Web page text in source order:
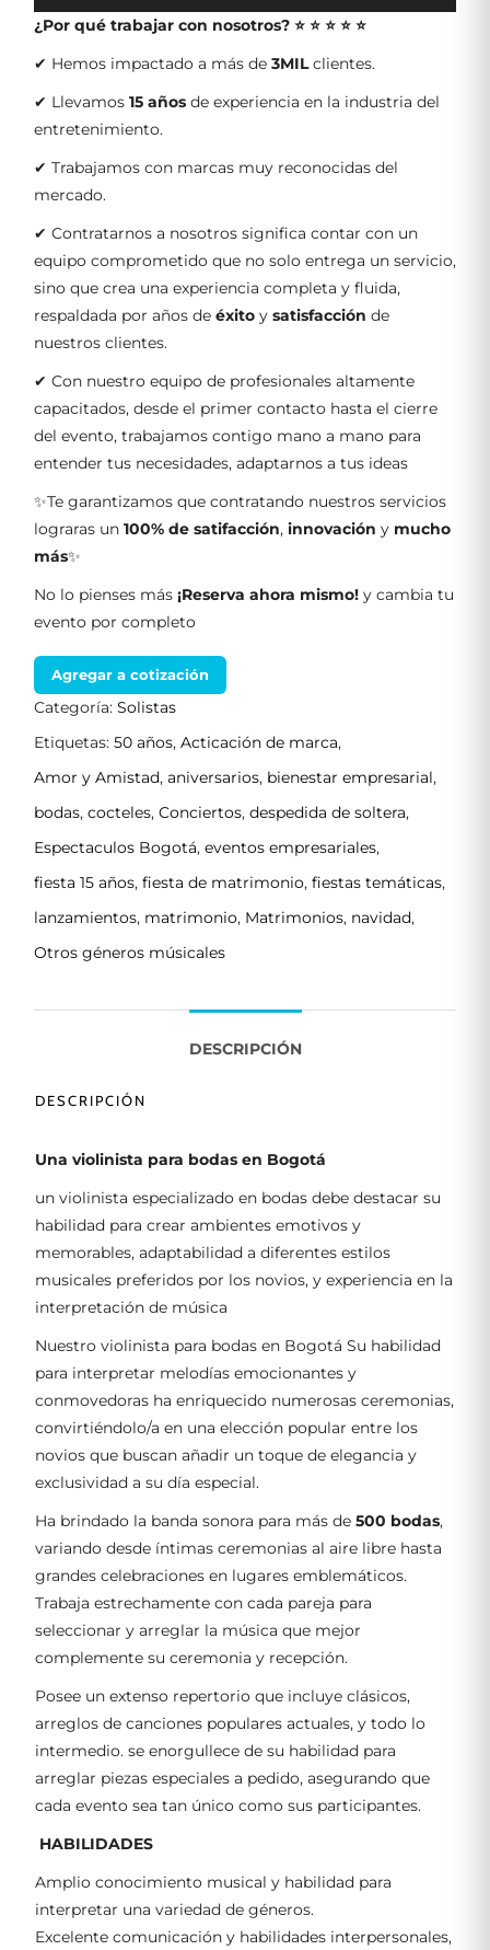
¿Por qué trabajar con nosotros? ⭐ ⭐ ⭐ ⭐ ⭐
✔ Hemos impactado a más de 3MILclientes.
✔ Llevamos 15 años de experiencia en la industria del
entretenimiento.
✔ Trabajamos con marcas muy reconocidas del
mercado.
✔ Contratarnos a nosotros significa contar con un
equipo comprometido que no solo entrega un servicio,
sino que crea una experiencia completa y fluida,
respaldada por años de éxito y satisfacción de
nuestros clientes.
✔ Con nuestro equipo de profesionales altamente
capacitados, desde el primer contacto hasta el cierre
del evento, trabajamos contigo mano a mano para
entender tus necesidades, adaptarnos a tus ideas
✨Te garantizamos que contratando nuestros servicios
lograras un 100% de satifacción, innovación y mucho
más✨
No lo pienses más ¡Reserva ahora mismo! y cambia tu
evento por completo
Agregar a cotización
Categoría: Solistas
Etiquetas: 50 años, Acticación de marca,
Amor y Amistad, aniversarios, bienestar empresarial,
bodas, cocteles, Conciertos, despedida de soltera,
Espectaculos Bogotá, eventos empresariales,
fiesta 15 años, fiesta de matrimonio, fiestas temáticas,
lanzamientos, matrimonio, Matrimonios, navidad,
Otros géneros músicales
DESCRIPCIÓN
DESCRIPCIÓN
Una violinista para bodas en Bogotá
un violinista especializado en bodas debe destacar su
habilidad para crear ambientes emotivos y
memorables, adaptabilidad a diferentes estilos
musicales preferidos por los novios, y experiencia en la
interpretación de música
Nuestro violinista para bodas en Bogotá Su habilidad
para interpretar melodías emocionantes y
conmovedoras ha enriquecido numerosas ceremonias,
convirtiéndolo/a en una elección popular entre los
novios que buscan añadir un toque de elegancia y
exclusividad a su día especial.
Ha brindado la banda sonora para más de 500 bodas,
variando desde íntimas ceremonias al aire libre hasta
grandes celebraciones en lugares emblemáticos.
Trabaja estrechamente con cada pareja para
seleccionar y arreglar la música que mejor
complemente su ceremonia y recepción.
Posee un extenso repertorio que incluye clásicos,
arreglos de canciones populares actuales, y todo lo
intermedio. se enorgullece de su habilidad para
arreglar piezas especiales a pedido, asegurando que
cada evento sea tan único como sus participantes.
HABILIDADES
Amplio conocimiento musical y habilidad para
interpretar una variedad de géneros.
Excelente comunicación y habilidades interpersonales,